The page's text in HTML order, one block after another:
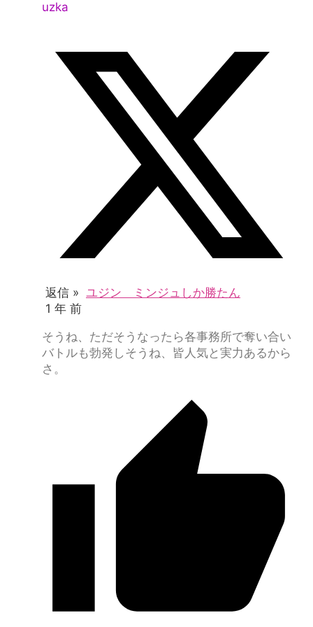
uzka
返信 » ユジン ミンジュしか勝たん
1 年 前
そうね、ただそうなったら各事務所で奪い合い
バトルも勃発しそうね、皆人気と実力あるから
さ。